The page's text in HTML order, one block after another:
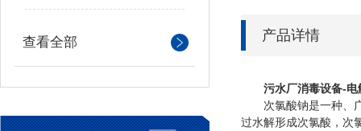
查看全部 产品详情
污水厂消毒设备-
次氯酸钠是一种、广
过水解形成次氯酸，次